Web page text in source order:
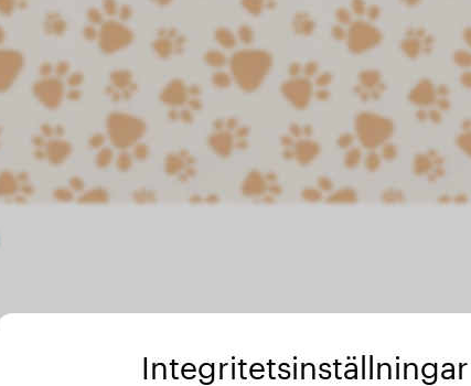
Integritetsinställningar